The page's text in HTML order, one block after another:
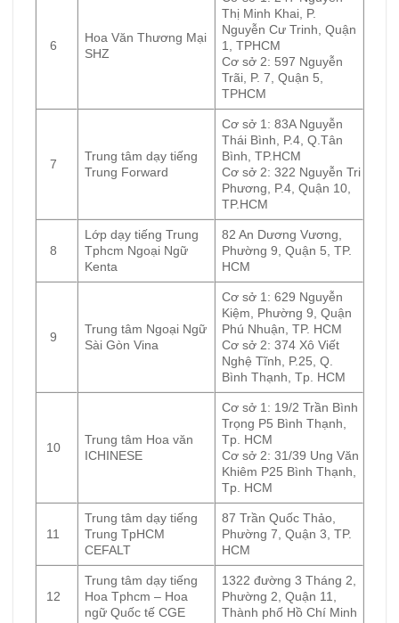
6
Hoa Văn Thương Mại
SHZ
Thị Minh Khai, P.
Nguyễn Cư Trinh, Quận
1, TPHCM
Cơ sở 2: 597 Nguyễn
Trãi, P. 7, Quận 5,
TPHCM
7
Trung tâm dạy tiếng
Trung Forward
Cơ sở 1: 83A Nguyễn
Thái Bình, P.4, Q.Tân
Bình, TP.HCM
Cơ sở 2: 322 Nguyễn Tri
Phương, P.4, Quận 10,
TP.HCM
8
Lớp dạy tiếng Trung
Tphcm Ngoại Ngữ
Kenta
82 An Dương Vương,
Phường 9, Quận 5, TP.
HCM
9
Trung tâm Ngoại Ngữ
Sài Gòn Vina
Cơ sở 1: 629 Nguyễn
Kiệm, Phường 9, Quận
Phú Nhuận, TP. HCM
Cơ sở 2: 374 Xô Viết
Nghệ Tĩnh, P.25, Q.
Bình Thạnh, Tp. HCM
10
Trung tâm Hoa văn
ICHINESE
Cơ sở 1: 19/2 Trần Bình
Trọng P5 Bình Thạnh,
Tp. HCM
Cơ sở 2: 31/39 Ung Văn
Khiêm P25 Bình Thạnh,
Tp. HCM
11
Trung tâm dạy tiếng
Trung TpHCM
CEFALT
87 Trần Quốc Thảo,
Phường 7, Quận 3, TP.
HCM
12
Trung tâm dạy tiếng
Hoa Tphcm – Hoa
ngữ Quốc tế CGE
1322 đường 3 Tháng 2,
Phường 2, Quận 11,
Thành phố Hồ Chí Minh